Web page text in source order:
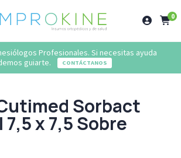
0
Profesionales. Si necesitas ayuda
guiarte.
CONTÁCTANOS
Sorbact
x 7,5 Sobre